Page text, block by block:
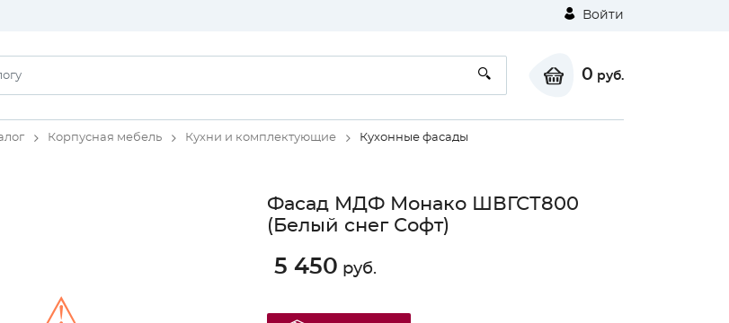
Войти
0 руб.
Корпусная мебель Кухни и комплектующие Кухонные фасады
Фасад МДФ Монако ШВГСТ800
(Белый снег Софт)
5 450 руб.